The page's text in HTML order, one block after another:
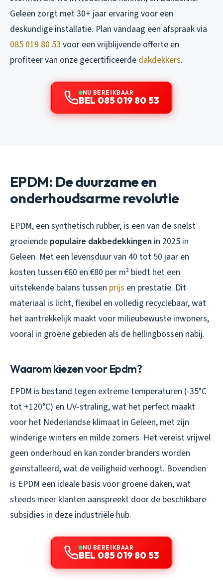
Geleen zorgt met 30+ jaar ervaring voor een
deskundige installatie. Plan vandaag een afspraak via
085 019 80 53 voor een vrijblijvende offerte en
profiteer van onze gecertificeerde dakdekkers.
NU BEREIKBAAR
BEL 085 019 80 53
EPDM: De duurzame en
onderhoudsarme revolutie
EPDM, een synthetisch rubber, is een van de snelst
groeiende populaire dakbedekkingen in 2025 in
Geleen. Met een levensduur van 40 tot 50 jaar en
kosten tussen €60 en €80 per m² biedt het een
uitstekende balans tussen prijs en prestatie. Dit
materiaal is licht, flexibel en volledig recyclebaar, wat
het aantrekkelijk maakt voor milieubewuste inwoners,
vooral in groene gebieden als de hellingbossen nabij.
Waarom kiezen voor Epdm?
EPDM is bestand tegen extreme temperaturen (-35°C
tot +120°C) en UV-straling, wat het perfect maakt
voor het Nederlandse klimaat in Geleen, met zijn
winderige winters en milde zomers. Het vereist vrijwel
geen onderhoud en kan zonder branders worden
geïnstalleerd, wat de veiligheid verhoogt. Bovendien
is EPDM een ideale basis voor groene daken, wat
steeds meer klanten aanspreekt door de beschikbare
subsidies in deze industriële hub.
NU BEREIKBAAR
BEL 085 019 80 53